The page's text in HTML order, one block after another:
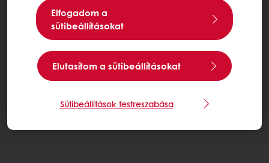
Elfogadom a
sütibeállításokat
Elutasítom a sütibeállításokat
Sütibeállítások testreszabása